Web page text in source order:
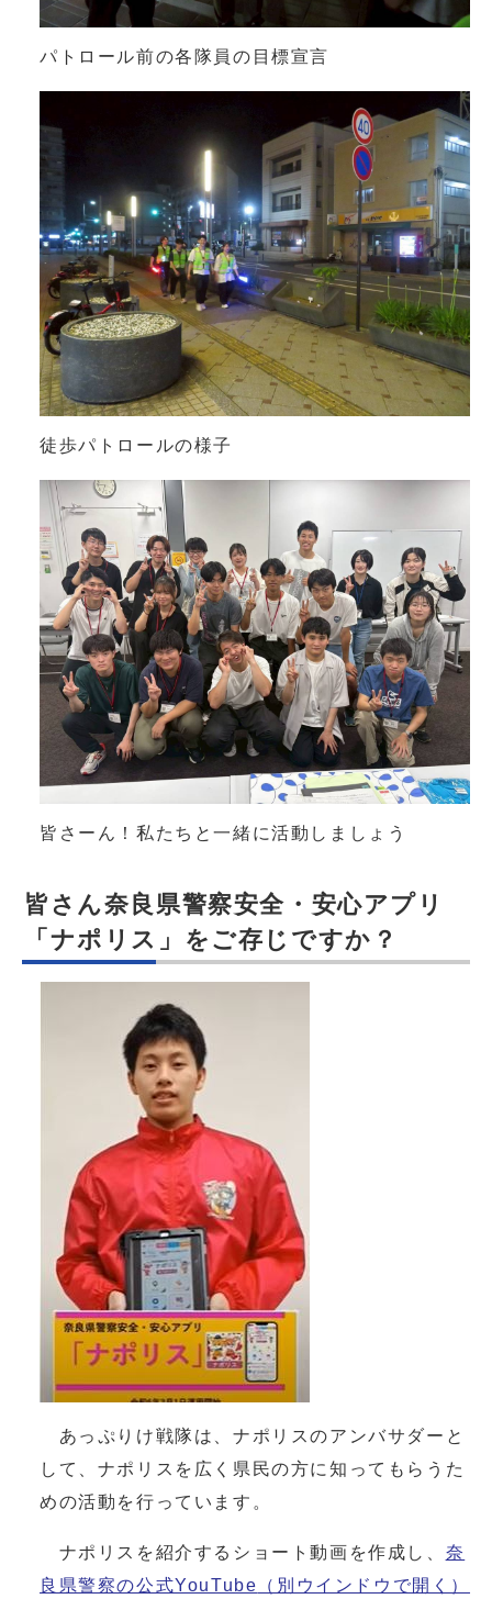
パトロール前の各隊員の目標宣言
徒歩パトロールの様子
皆さーん！私たちと一緒に活動しましょう
皆さん奈良県警察安全・安心アプリ
「ナポリス」をご存じですか？
あっぷりけ戦隊は、ナポリスのアンバサダーと
して、ナポリスを広く県民の方に知ってもらうた
めの活動を行っています。
ナポリスを紹介するショート動画を作成し、 奈
良県警察の公式YouTube （別ウインドウで開く）